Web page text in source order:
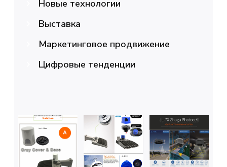
Новые технологии
Выставка
Маркетинговое продвижение
Цифровые тенденции